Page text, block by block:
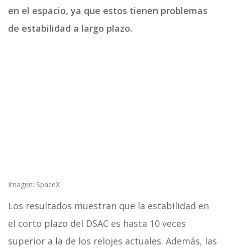
en el espacio, ya que estos tienen problemas
de estabilidad a largo plazo.
Imagen: SpaceX
Los resultados muestran que la estabilidad en
el corto plazo del DSAC es hasta 10 veces
superior a la de los relojes actuales. Además, las